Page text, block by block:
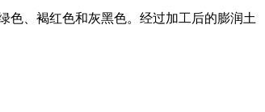
色、褐红色和灰黑色。经过加工后的膨润土